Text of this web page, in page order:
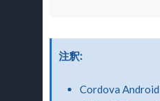
注釈
Cordova